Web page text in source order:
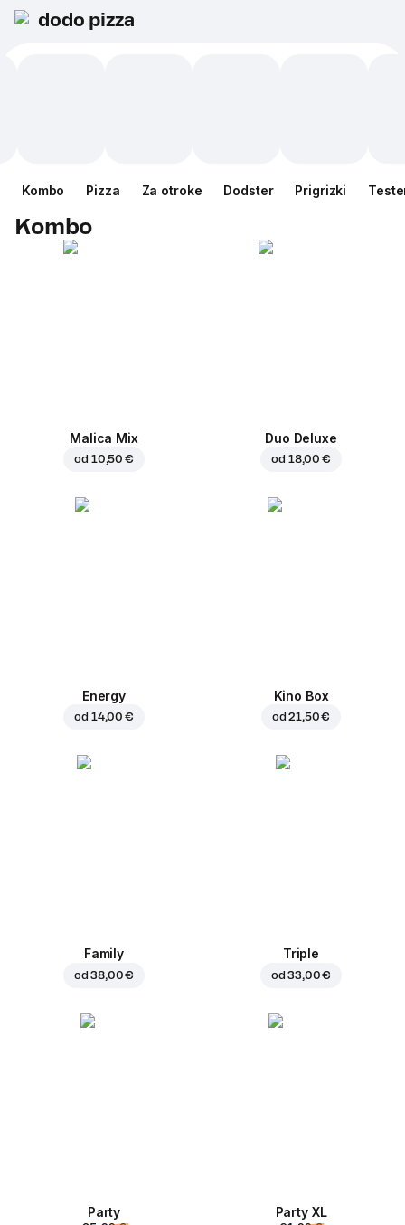
dodo pizza
Kombo Pizza Za otroke Dodster Prigrizki
Kombo
Malica Mix
od 10,50 €
Duo Deluxe
od 18,00 €
Energy
od 14,00 €
Kino Box
od21,50 €
Family
od38,00 €
Triple
od33,00 €
Party
Party XL